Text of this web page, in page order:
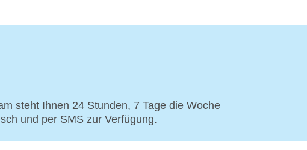
steht Ihnen 24 Stunden, 7 Tage die Woche
und per SMS zur Verfügung.